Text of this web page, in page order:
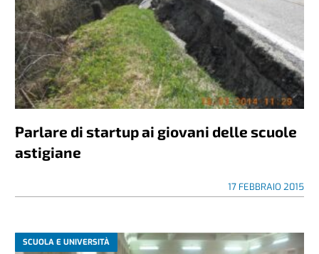
Parlare di startup ai giovani delle scuole
astigiane
17 FEBBRAIO 2015
SCUOLA E UNIVERSITÀ